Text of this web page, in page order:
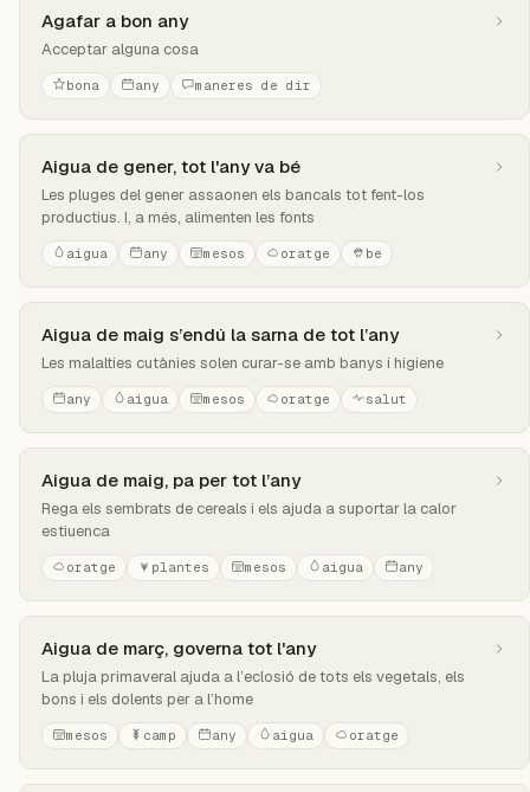
Agafar a bon any
Acceptar alguna cosa
bona any maneres de dir
Aigua de gener, tot l'any va bé
Les pluges del gener assaonen els bancals tot fent-los
productius. I, a més, alimenten les fonts
aigua any mesos oratge be
Aigua de maig s’endú la sarna de tot l’any
Les malalties cutànies solen curar-se amb banys i higiene
any aigua mesos oratge salut
Aigua de maig, pa per tot l’any
Rega els sembrats de cereals i els ajuda a suportar la calor
estiuenca
oratge plantes mesos aigua any
Aigua de març, governa tot l'any
La pluja primaveral ajuda a l’eclosió de tots els vegetals, els
bons i els dolents per a l’home
mesos camp any aigua oratge